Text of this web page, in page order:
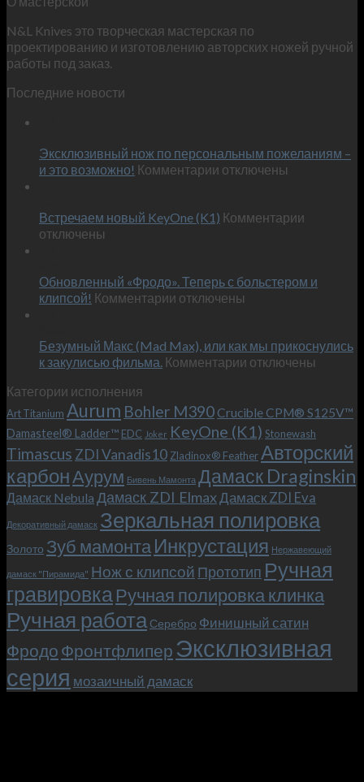
N&L Knives это творческая мастерская по
проектированию и изготовлению авторских ножей ручной
работы под заказ.
Последние новости
Эксклюзивный нож по персональным пожеланиям –
и это возможно! Комментарии к
нож
–
и
отключены
Встречаем новый KeyOne (K1) Комментарии
KeyOne
отключены
Обновленный «Фродо». Теперь с больстером и
клипсой! Комментарии к
«Фродо».
Теперь
и
клипсой!
отключены
Безумный Макс (Mad Max), или как мы прикоснулись
к закулисью фильма. Комментарии к
Макс
(Mad
Max),
или
как
мы
прикоснулись
к
фильма.
отключены
Категории исполнения
Art Titanium Aurum Bohler M390Crucible CPM® S125V™
Damasteel® Ladder™ EDC Joker KeyOne (K1) Stonewash
Timascus ZDI Vanadis10 Zladinox® FeatherАвторский
карбонАурум Бивень Мамонта Дамаск Draginskin
Дамаск Nebula Дамаск ZDI Elmax Дамаск ZDI Eva
Декоративный дамаск Зеркальная полировка
Золото Зуб мамонтаИнкрустация Нержавеющий
дамаск "Пирамида" Нож с клипсой Прототип Ручная
гравировкаРучная полировка клинка
Ручная работа Серебро Финишный сатин
Фродо Фронтфлипер Эксклюзивная
серия мозаичный дамаск